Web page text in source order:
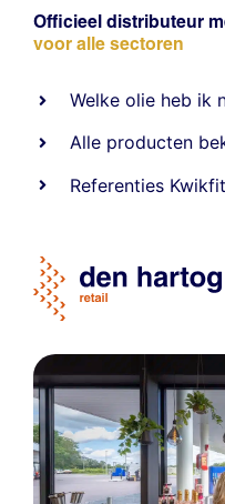
Officieel distributeur
voor alle sectoren
Welke olie heb ik
Alle producten
Referenties Kwikfit